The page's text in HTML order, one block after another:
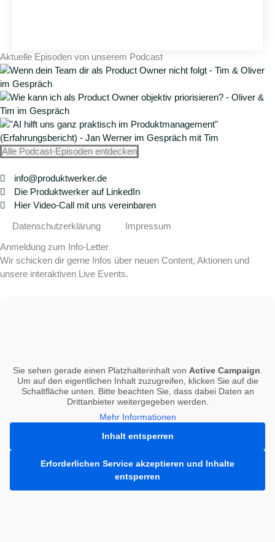
Aktuelle Episoden von unserem Podcast
Alle Podcast-Episoden entdecken
info@produktwerker.de
Die Produktwerker auf LinkedIn
Hier Video-Call mit uns vereinbaren
Datenschutzerklärung Impressum
Anmeldung zum Info-Letter
Wir schicken dir gerne Infos über neuen Content, Aktionen und
unsere interaktiven Live Events.
Sie sehen gerade einen Platzhalterinhalt von Active Campaign
Um auf den eigentlichen Inhalt zuzugreifen, klicken Sie auf die
Schaltfläche unten. Bitte beachten Sie, dass dabei Daten an
Drittanbieter weitergegeben werden.
Mehr Informationen
Inhalt entsperren
Erforderlichen Service akzeptieren und Inhalte
entsperren